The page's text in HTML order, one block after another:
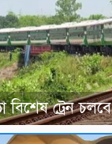
বিশেষ ট্রেন চলবে